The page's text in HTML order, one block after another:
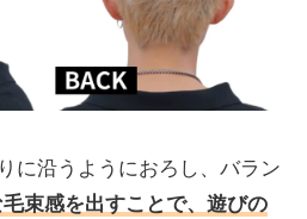
に沿うようにおろし、バラン
束感を出すことで、遊びの